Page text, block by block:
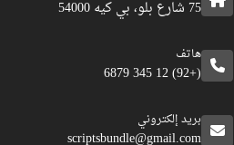
75 شارع بلو، بي كيه 54000
هاتف
(+92) 12 345 6879
بريد إلكتروني
scriptsbundle@gmail.com